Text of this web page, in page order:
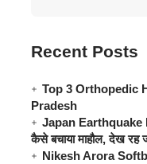
Recent Posts
Top 3 Orthopedic
Pradesh
Japan Earthquake
कैसे बचाया माहौल, देख रह
Nikesh Arora